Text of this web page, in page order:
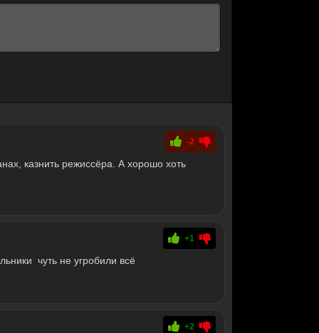
-2
казнить режиссёра. А хорошо хоть
+1
чуть не угробили всё
+2